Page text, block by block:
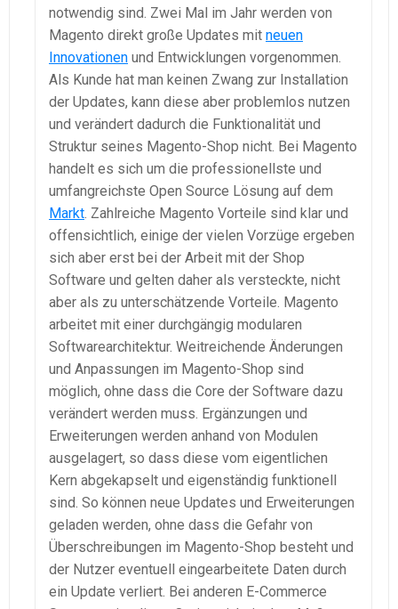
notwendig sind. Zwei Mal im Jahr werden von
Magento direkt große Updates mit neuen
Innovationen und Entwicklungen vorgenommen.
Als Kunde hat man keinen Zwang zur Installation
der Updates, kann diese aber problemlos nutzen
und verändert dadurch die Funktionalität und
Struktur seines Magento-Shop nicht. Bei Magento
handelt es sich um die professionellste und
umfangreichste Open Source Lösung auf dem
Markt. Zahlreiche Magento Vorteile sind klar und
offensichtlich, einige der vielen Vorzüge ergeben
sich aber erst bei der Arbeit mit der Shop
Software und gelten daher als versteckte, nicht
aber als zu unterschätzende Vorteile. Magento
arbeitet mit einer durchgängig modularen
Softwarearchitektur. Weitreichende Änderungen
und Anpassungen im Magento-Shop sind
möglich, ohne dass die Core der Software dazu
verändert werden muss. Ergänzungen und
Erweiterungen werden anhand von Modulen
ausgelagert, so dass diese vom eigentlichen
Kern abgekapselt und eigenständig funktionell
sind. So können neue Updates und Erweiterungen
geladen werden, ohne dass die Gefahr von
Überschreibungen im Magento-Shop besteht und
der Nutzer eventuell eingearbeitete Daten durch
ein Update verliert. Bei anderen E-Commerce